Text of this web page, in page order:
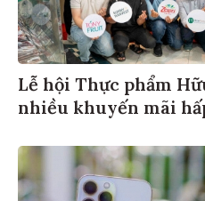
Lễ hội Thực phẩm
nhiều khuyến mãi